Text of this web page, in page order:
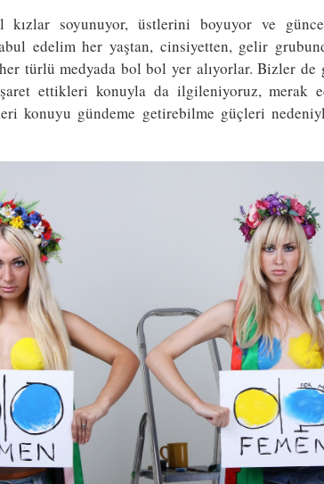
kızlar soyunuyor, üstlerini boyuyor ve
edelim her yaştan, cinsiyetten, gelir
türlü medyada bol bol yer alıyorlar. Bizler de
ettikleri konuyla da ilgileniyoruz, merak
konuyu gündeme getirebilme güçleri